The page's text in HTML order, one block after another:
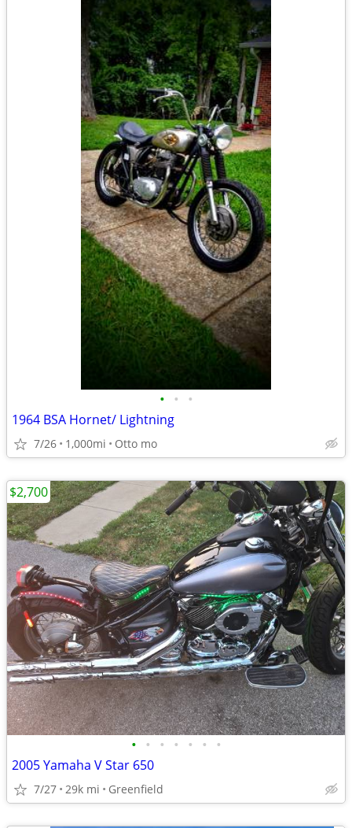
• • •
1964 BSA Hornet/ Lightning
7/26 1,000mi Otto mo
• • • • • • •
2005 Yamaha V Star 650
7/27 29k mi Greenfield
$2,700